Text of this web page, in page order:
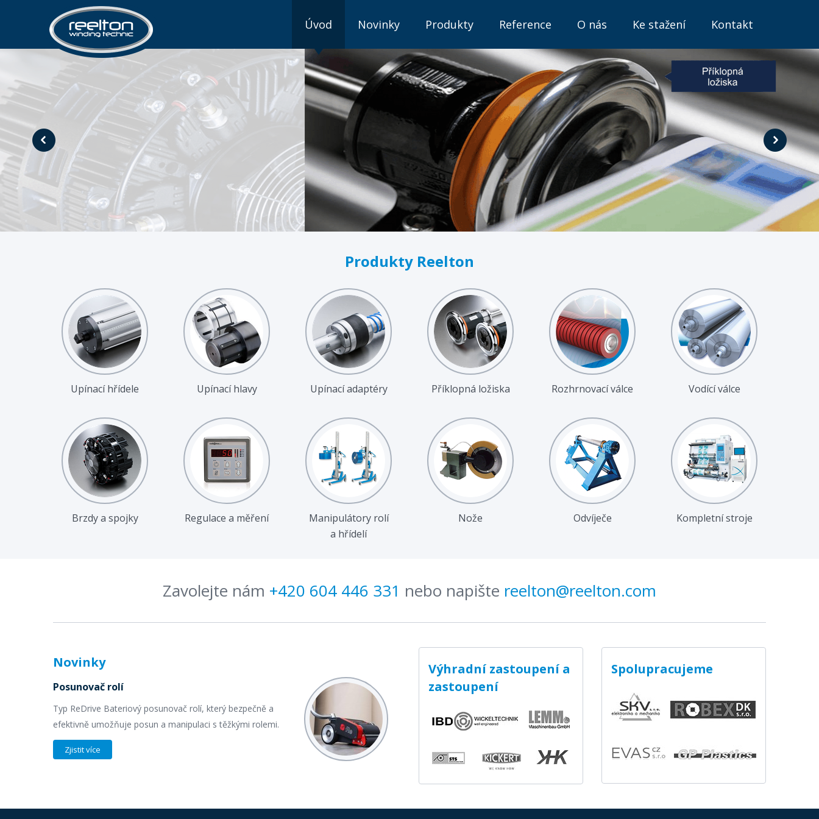
Úvod Novinky Produkty Reference O nás Ke stažení Kontakt
Produkty Reelton
Upínací hřídele Upínací hlavy Upínací adaptéry Příklopná ložiska Rozhrnovací válce Vodící válce
Brzdy a spojky Regulace a měření
Manipulátory rolí
a hřídelí
Nože Odvíječe Kompletní stroje
Zavolejte nám +420 604 446 331 nebo napište reelton@reelton.com
Novinky
Posunovač rolí
Typ ReDrive Bateriový posunovač rolí, který bezpečně a
efektivně umožňuje posun a manipulaci s těžkými rolemi.
Zjistit více
Výhradní zastoupení a
zastoupení
Spolupracujeme